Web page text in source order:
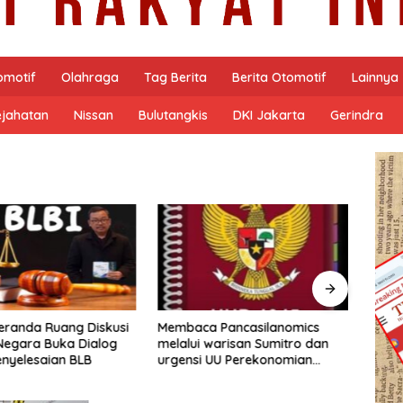
Olahraga Tag Berita Berita Otomotif Lainnya
Nissan Bulutangkis DKI Jakarta Gerindra
Pancasilanomics
Sumitro dan
Perekonomian
Menyelaraskan Pemerintah
dan Industri di DTI-CX 2026:
DEN Gaungkan GovTech, AI,